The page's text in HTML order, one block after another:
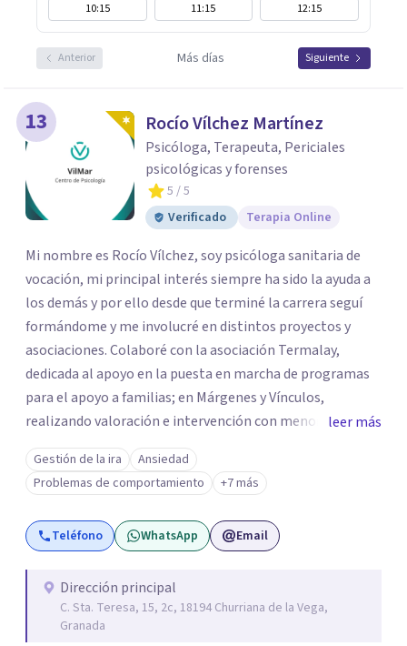
10:15
11:15 12:15
Anterior Más días Siguiente
13 Rocío Vílchez Martínez
Psicóloga, Terapeuta, Periciales
psicológicas y forenses
5 / 5
Verificado
Terapia Online
Mi nombre es Rocío Vílchez, soy psicóloga sanitaria de
vocación, mi principal interés siempre ha sido la ayuda a
los demás y por ello desde que terminé la carrera seguí
formándome y me involucré en distintos proyectos y
asociaciones. Colaboré con la asociación Termalay,
dedicada al apoyo en la puesta en marcha de programas
para el apoyo a familias; en Márgenes y Vínculos,
realizando valoración e intervención con menores; en el
Centro penitenciario de Alhaurín de la Torre,
colaborando en una investigación para detectar las
semejanzas entre los hombres condenados por violencia
de género y condenados por violación... A pesar de estar
constantemente formándome, al terminar mis masters
Centro de Psicología Vilmar y me dediqué a hacer terapia
y a realizar peritaciones. Todo ello compaginado con la
realización de colaboraciones y proyectos como
leer más
Gestión de la ira
Ansiedad
Problemas de comportamiento
+7 más
Teléfono WhatsApp Email
Dirección principal
C. Sta. Teresa, 15, 2c, 18194 Churriana de la Vega,
Granada